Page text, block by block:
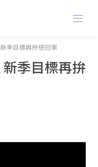
季目標再拚總冠軍
季目標再拚